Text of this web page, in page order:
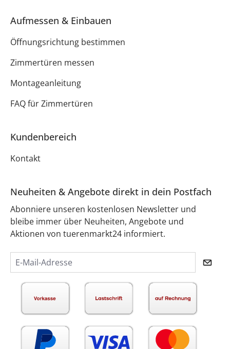
Aufmessen & Einbauen
Öffnungsrichtung bestimmen
Zimmertüren messen
Montageanleitung
FAQ für Zimmertüren
Kundenbereich
Kontakt
Neuheiten & Angebote direkt in dein Postfach
Abonniere unseren kostenlosen Newsletter und
bleibe immer über Neuheiten, Angebote und
Aktionen von tuerenmarkt24 informiert.